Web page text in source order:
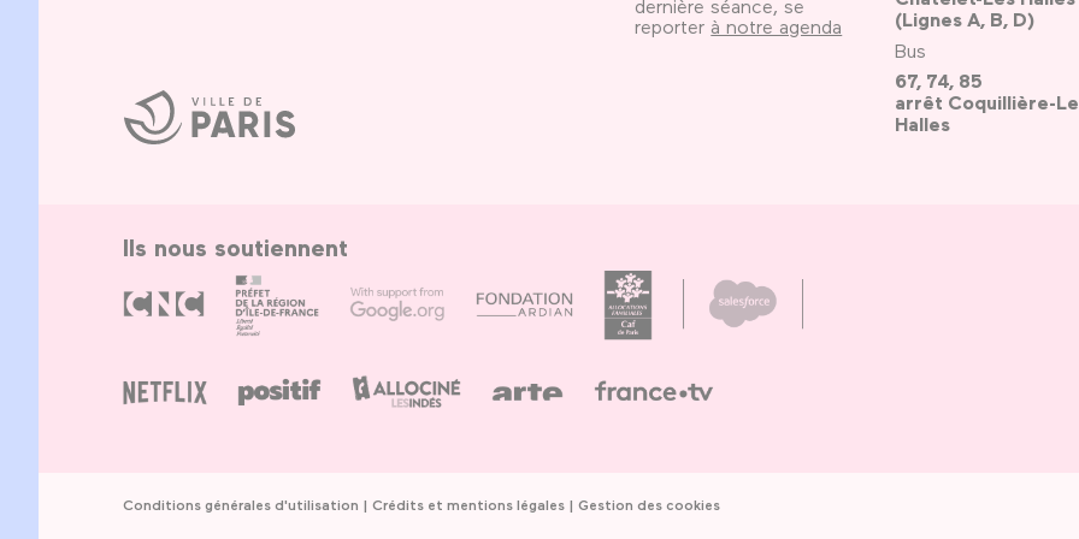
Ville
de
Paris
dernière séance, se
reporter à notre agenda
(Lignes A, B, D)
Bus
67, 74, 85
arrêt Coquillière-
Halles
Ils nous soutiennent
Conditions générales d'utilisation Crédits et mentions légales Gestion des cookies